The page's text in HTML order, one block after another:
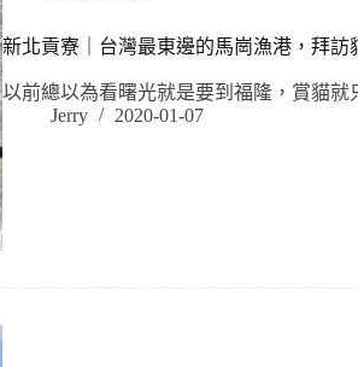
新北貢寮｜台灣最東邊的馬崗漁港，拜訪
以前總以為看曙光就是要到福隆，賞貓
Jerry
2020-01-07